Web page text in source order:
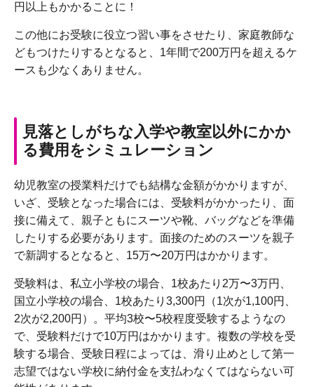
円以上もかかることに！
この他にお受験に役立つ習い事をさせたり、家庭教師な
どもつけたりするとなると、1年間で200万円を超えるケ
ースも少なくありません。
見落としがちな入学や教室以外にかか
る費用をシミュレーション
幼児教室の授業料だけでも結構な金額がかかりますが、
いざ、受験となった場合には、受験料がかかったり、面
接に備えて、親子ともにスーツや靴、バッグなどを準備
したりする必要があります。面接のためのスーツを親子
で新調するとなると、15万〜20万円はかかります。
受験料は、私立小学校の場合、1校あたり2万〜3万円、
国立小学校の場合、1校あたり3,300円（1次が1,100円、
2次が2,200円）。平均3校〜5校程度受験するようなの
で、受験料だけで10万円はかかります。複数の学校を受
験する場合、受験日程によっては、滑り止めとして第一
志望ではない学校に納付金を支払わなくてはならない可